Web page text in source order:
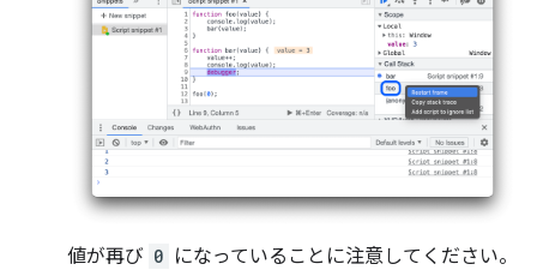
値が再び 0 になっていることに注意してください。